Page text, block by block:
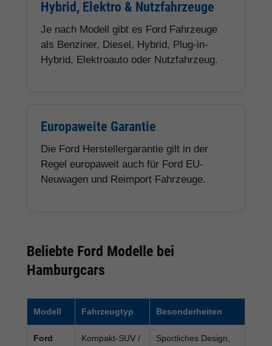
Hybrid, Elektro & Nutzfahrzeuge
Je nach Modell gibt es Ford Fahrzeuge
als Benziner, Diesel, Hybrid, Plug-in-
Hybrid, Elektroauto oder Nutzfahrzeug.
Europaweite Garantie
Die Ford Herstellergarantie gilt in der
Regel europaweit auch für Ford EU-
Neuwagen und Reimport Fahrzeuge.
Beliebte Ford Modelle bei
Hamburgcars
Modell Fahrzeugtyp Besonderheiten
Ford
Kompakt-SUV /
Sportliches Design,